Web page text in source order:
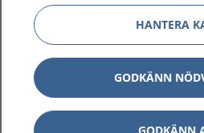
Logga in för att läsa din
vårdärenden. Ring
sjukvårdsrådgivning dygnet
1177 ger dig råd när du vill
HANTERA
GODKÄNN